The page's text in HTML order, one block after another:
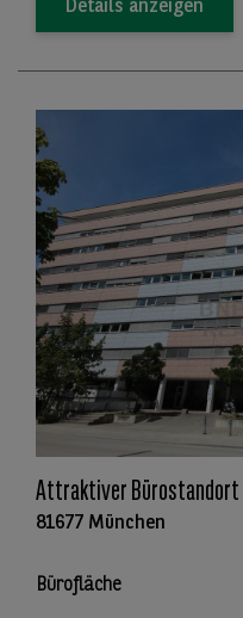
Details anzeigen
Attraktiver Bürostandort
81677 München
Bürofläche